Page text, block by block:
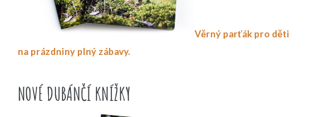
Věrný parťák pro děti
na prázdniny plný zábavy.
NOVÉ DUBÁNČÍ KNÍŽKY